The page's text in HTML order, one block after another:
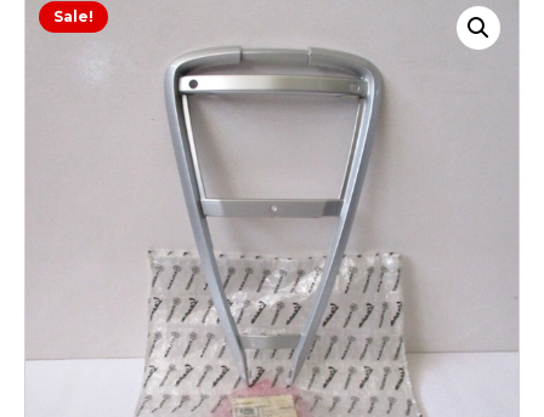
Sale!